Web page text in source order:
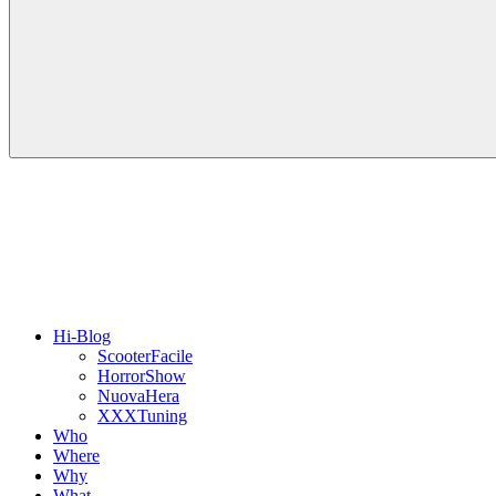
Hi-Blog
ScooterFacile
HorrorShow
NuovaHera
XXXTuning
Who
Where
Why